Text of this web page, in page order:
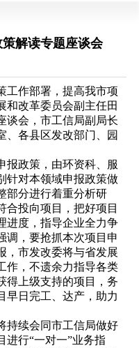
解读专题座谈会
作部署，提高我市项
和改革委员会副主任田
谈会，市工信局副局长
、各县区发改部门、园
政策，由环资科、服
针对本领域申报政策做
部分进行着重分析研
合投向项目，把好项目
进度，指导企业全力争
调，要抢抓本次项目申
，市发改委将与省发展
作，不遗余力指导各类
得上级支持的项目，务
早日完工、达产，助力
续会同市工信局做好
进行“一对一”业务指